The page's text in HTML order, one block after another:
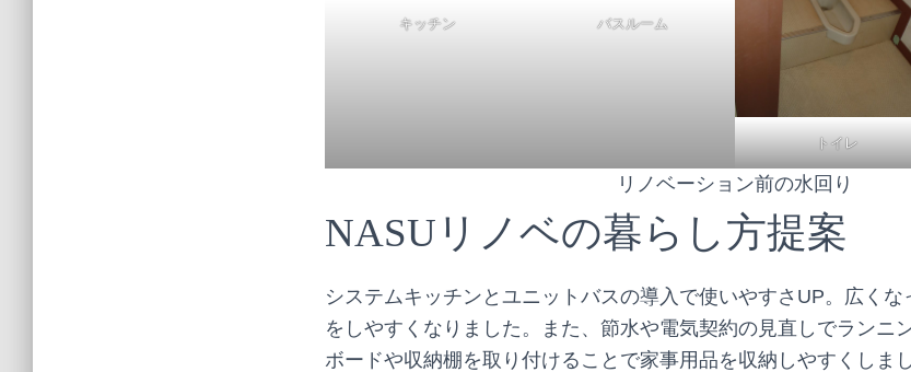
キッチン バスルーム
トイレ
リノベーション前の水回り
NASUリノベの暮らし方提案
システムキッチンとユニットバスの導入で使いやすさUP。広く
をしやすくなりました。また、節水や電気契約の見直しでランニ
ボードや収納棚を取り付けることで家事用品を収納しやすくしまし